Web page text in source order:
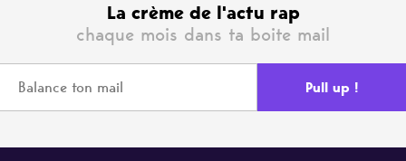
La crème de l'actu rap
chaque mois dans ta boite mail